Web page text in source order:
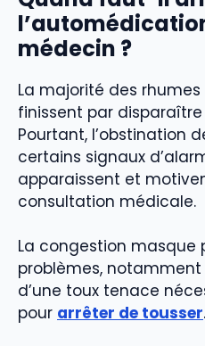
médecin ?
La majorité des
finissent par
Pourtant, l’obstination
certains signaux
apparaissent et
consultation médicale.
La congestion masque
problèmes,
d’une toux tenace
pour arrêter de tousser.